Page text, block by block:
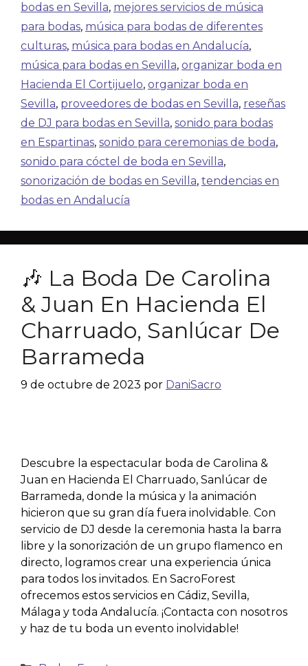
bodas en Sevilla, mejores servicios de música
para bodas, música para bodas de diferentes
culturas, música para bodas en Andalucía,
música para bodas en Sevilla, organizar boda en
Hacienda El Cortijuelo, organizar boda en
Sevilla, proveedores de bodas en Sevilla, reseñas
de DJ para bodas en Sevilla, sonido para bodas
en Espartinas, sonido para ceremonias de boda,
sonido para cóctel de boda en Sevilla,
sonorización de bodas en Sevilla, tendencias en
bodas en Andalucía
🎶 La Boda De Carolina
& Juan En Hacienda El
Charruado, Sanlúcar De
Barrameda
9 de octubre de 2023 por DaniSacro
Descubre la espectacular boda de Carolina &
Juan en Hacienda El Charruado, Sanlúcar de
Barrameda, donde la música y la animación
hicieron que su gran día fuera inolvidable. Con
servicio de DJ desde la ceremonia hasta la barra
libre y la sonorización de un grupo flamenco en
directo, logramos crear una experiencia única
para todos los invitados. En SacroForest
ofrecemos estos servicios en Cádiz, Sevilla,
Málaga y toda Andalucía. ¡Contacta con nosotros
y haz de tu boda un evento inolvidable!